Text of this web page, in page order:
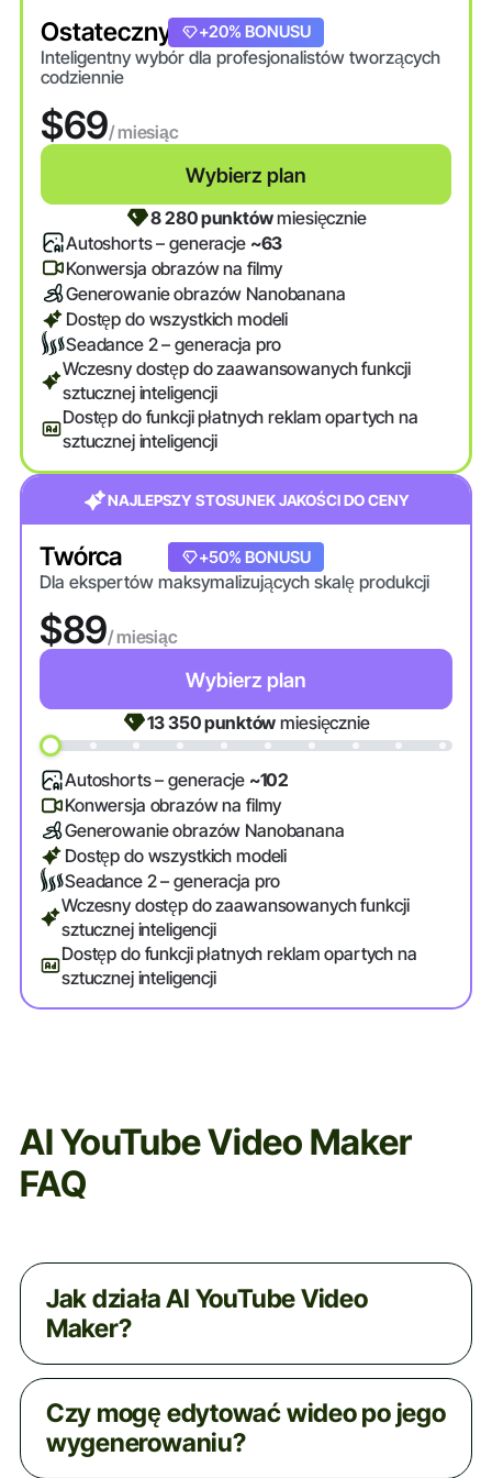
Ostateczny
Inteligentny wybór dla profesjonalistów tworzących
codziennie
$69/ miesiąc
Wybierz plan
+20% BONUSU
8 280 punktówmiesięcznie
Autoshorts – generacje ~63
Konwersja obrazów na filmy
Generowanie obrazów Nanobanana
Dostęp do wszystkich modeli
Seadance 2 – generacja pro
Wczesny dostęp do zaawansowanych funkcji
sztucznej inteligencji
Dostęp do funkcji płatnych reklam opartych na
sztucznej inteligencji
NAJLEPSZY STOSUNEK JAKOŚCI DO CENY
Twórca
Dla ekspertów maksymalizujących skalę produkcji
$89/ miesiąc
Wybierz plan
+20% BONUSU
+50% BONUSU
13 350punktów miesięcznie
Autoshorts – generacje ~102
Konwersja obrazów na filmy
Generowanie obrazów Nanobanana
Dostęp do wszystkich modeli
Seadance 2 – generacja pro
Wczesny dostęp do zaawansowanych funkcji
sztucznej inteligencji
Dostęp do funkcji płatnych reklam opartych na
sztucznej inteligencji
AI YouTube Video Maker
FAQ
Jak działa AI YouTube Video
Maker?
Nasz AI YouTube Video Maker pobiera
skrypt, automatycznie dobiera elementy
wizualne, dodaje naturalnie brzmiące
Czy mogę edytować wideo po jego
wygenerowaniu?